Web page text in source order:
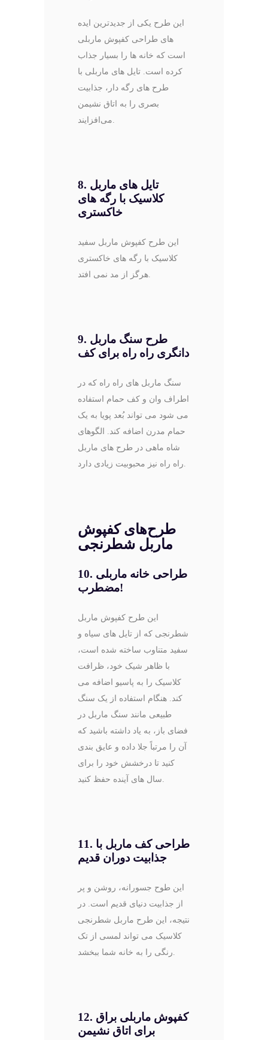
این طرح یکی از جدیدترین ایده
‌های طراحی کفپوش ماربلی
است که خانه ‌ها را بسیار جذاب
کرده است. تایل ‌های ماربلی با
طرح‌ های رگه‌ دار، جذابیت
بصری را به اتاق نشیمن
8. تایل های ماربل
کلاسیک با رگه های
خاکستری
این طرح کفپوش ماربل سفید
کلاسیک با رگه های خاکستری
9. طرح سنگ ماربل
دانگری راه راه برای کف
سنگ ماربل های راه راه که در
اطراف وان و کف حمام استفاده
می شود می تواند بُعد پویا به یک
حمام مدرن اضافه کند. الگوهای
شاه ماهی در طرح های ماربل
طرح‌های کفپوش
ماربل شطرنجی
10. طراحی خانه ماربلی
مضطرب!
این طرح کفپوش ماربل
شطرنجی که از تایل ‌های سیاه و
سفید متناوب ساخته شده است،
با ظاهر شیک خود، ظرافت
کلاسیک را به پاسیو اضافه می
‌کند. هنگام استفاده از یک سنگ
طبیعی مانند سنگ ماربل در
فضای باز، به یاد داشته باشید که
آن را مرتباً جلا داده و عایق بندی
کنید تا درخشش خود را برای
11. طراحی کف ماربل با
جذابیت دوران قدیم
این طوح جسورانه، روشن و پر
از جذابیت دنیای قدیم است. در
نتیجه، این طرح ماربل شطرنجی
کلاسیک می تواند لمسی از تک
12. کفپوش ماربلی براق
برای اتاق نشیمن